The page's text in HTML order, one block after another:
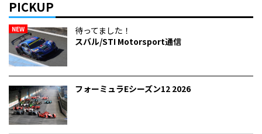
PICKUP
NEW
待ってました！
スバル/STI Motorsport通信
フォーミュラEシーズン12 2026